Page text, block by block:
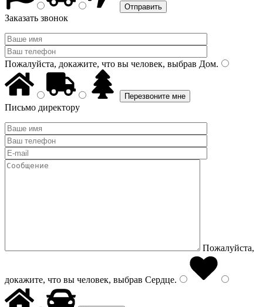
Заказать звонок
Пожалуйста, докажите, что вы человек, выбрав Дом.
Письмо директору
Пожалуйста,
докажите, что вы человек, выбрав Сердце.